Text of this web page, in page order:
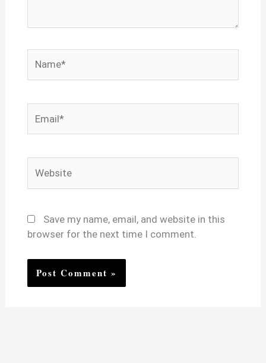
Save my name, email, and website in this
browser for the next time I comment.